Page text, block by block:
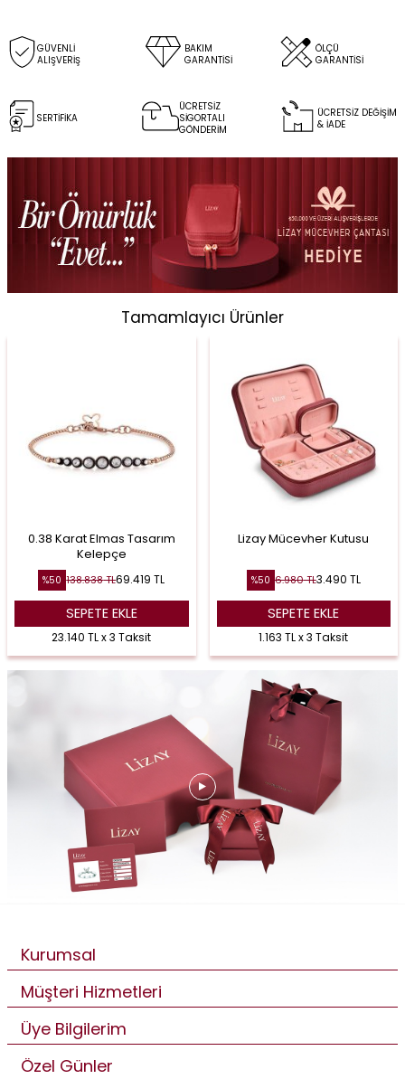
GÜVENLİ
ALIŞVERİŞ
BAKIM
GARANTİSİ
ÖLÇÜ
GARANTİSİ
SERTİFİKA
ÜCRETSİZ
SİGORTALI
GÖNDERİM
ÜCRETSİZ DEĞİŞİM
& İADE
Tamamlayıcı Ürünler
0.38 Karat Elmas Tasarım
Kelepçe
%50 138.838TL69.419 TL
SEPETE EKLE
23.140 TL x 3 Taksit
Lizay Mücevher Kutusu
%50 6.980TL3.490 TL
SEPETE EKLE
1.163 TL x 3 Taksit
Kurumsal
Müşteri Hizmetleri
Üye Bilgilerim
Özel Günler